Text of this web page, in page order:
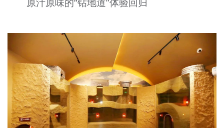
原汁原味的“钻地道”体验回归